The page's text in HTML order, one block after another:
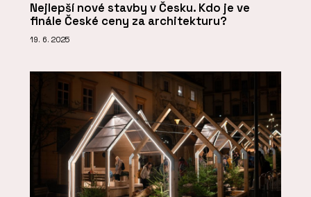
Nejlepší nové stavby v Česku. Kdo je ve
finále České ceny za architekturu?
19. 6. 2025